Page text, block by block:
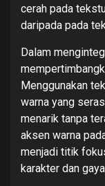
cerah pada
daripada pada
Dalam
Menggunakan
warna yang
menarik tanpa
aksen warna
menjadi titik
karakter dan